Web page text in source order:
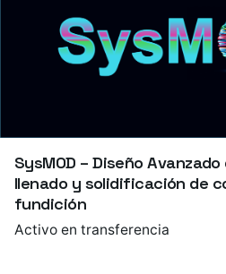
SysMOD – Diseño
llenado y solidificación de
fundición
Activo en transferencia